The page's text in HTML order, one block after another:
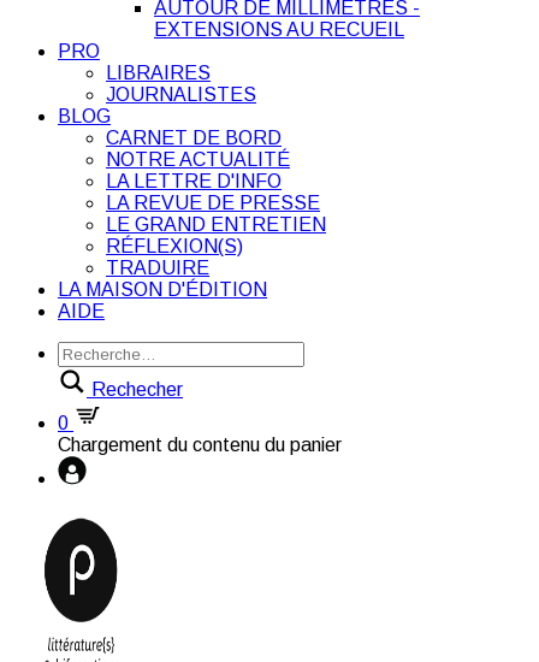
AUTOUR DE MILLIMÈTRES -
EXTENSIONS AU RECUEIL
PRO
LIBRAIRES
JOURNALISTES
BLOG
CARNET DE BORD
NOTRE ACTUALITÉ
LA LETTRE D'INFO
LA REVUE DE PRESSE
LE GRAND ENTRETIEN
RÉFLEXION(S)
TRADUIRE
LA MAISON D'ÉDITION
AIDE
Rechecher
0
Chargement du contenu du panier